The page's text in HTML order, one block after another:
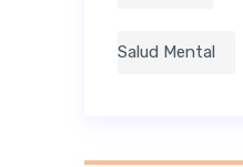
Salud Mental